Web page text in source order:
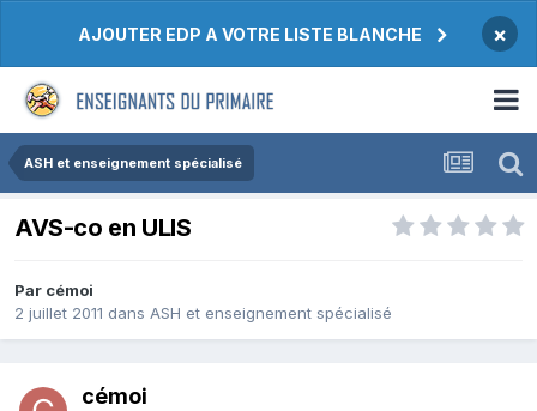
AJOUTER EDP A VOTRE LISTE BLANCHE ×
ASH et enseignement spécialisé
AVS-co en ULIS
Par cémoi
2 juillet 2011 dans ASH et enseignement spécialisé
cémoi